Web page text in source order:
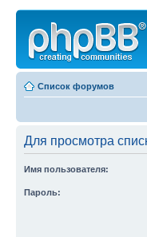
Список форумов
Для просмотра
Имя пользователя:
Пароль: